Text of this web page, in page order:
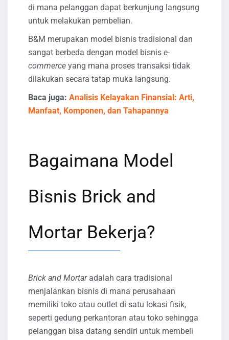
di mana pelanggan dapat berkunjung langsung
untuk melakukan pembelian.
B&M merupakan model bisnis tradisional dan
sangat berbeda dengan model bisnis e-
commerce yang mana proses transaksi tidak
dilakukan secara tatap muka langsung.
Baca juga: Analisis Kelayakan Finansial: Arti,
Manfaat, Komponen, dan Tahapannya
Bagaimana Model
Bisnis Brick and
Mortar Bekerja?
Brick and Mortar adalah cara tradisional
menjalankan bisnis di mana perusahaan
memiliki toko atau outlet di satu lokasi fisik,
seperti gedung perkantoran atau toko sehingga
pelanggan bisa datang sendiri untuk membeli